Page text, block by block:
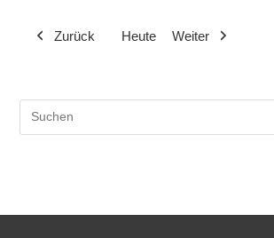
Zurück Heute Weiter